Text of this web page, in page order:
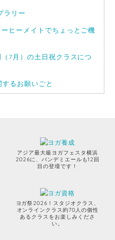
ラリー
ヒーメイトでちょっとご機
7月）の土日祝クラスにつ
するお願いごと
アジア最大級ヨガフェスタ横浜
2026に、バンデミエールも12回
目の登壇です！
ヨガ祭2026！スタジオクラス、
オンラインクラス約70人の個性
あるクラスをお楽しみくださ
い。